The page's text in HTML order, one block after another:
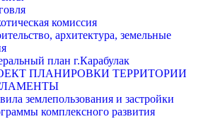
комиссия
архитектура, земельные
план г.Карабулак
ПЛАНИРОВКИ ТЕРРИТОРИИ
землепользования и застройки
комплексного развития